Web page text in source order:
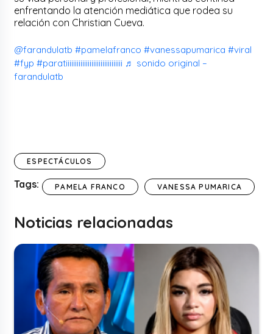
enfrentando la atención mediática que rodea su
relación con Christian Cueva.
@farandulatb #pamelafranco #vanessapumarica #viral
#fyp #paratiiiiiiiiiiiiiiiiiiiiiiiiiiiiiii ♬ sonido original –
farandulatb
ESPECTÁCULOS
Tags: PAMELA FRANCO VANESSA PUMARICA
Noticias relacionadas